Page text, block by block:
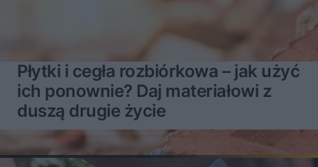
Płytki i cegła rozbiórkowa – jak użyć
ich ponownie? Daj materiałowi z
duszą drugie życie